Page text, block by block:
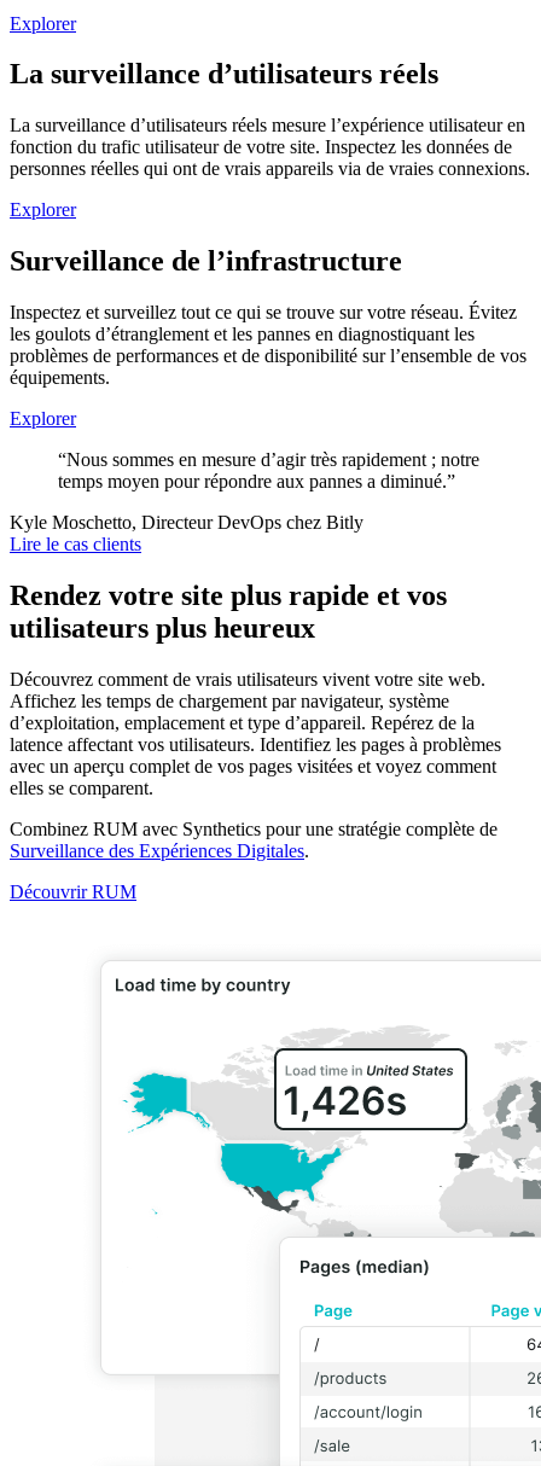
Explorer
La surveillance d’utilisateurs réels
La surveillance d’utilisateurs réels mesure l’expérience utilisateur en
fonction du trafic utilisateur de votre site. Inspectez les données de
personnes réelles qui ont de vrais appareils via de vraies connexions.
Explorer
Surveillance de l’infrastructure
Inspectez et surveillez tout ce qui se trouve sur votre réseau. Évitez
les goulots d’étranglement et les pannes en diagnostiquant les
problèmes de performances et de disponibilité sur l’ensemble de vos
équipements.
Explorer
“Nous sommes en mesure d’agir très rapidement ; notre
temps moyen pour répondre aux pannes a diminué.”
Kyle Moschetto, Directeur DevOps chez Bitly
Lire le cas clients
Rendez votre site plus rapide et vos
utilisateurs plus heureux
Découvrez comment de vrais utilisateurs vivent votre site web.
Affichez les temps de chargement par navigateur, système
d’exploitation, emplacement et type d’appareil. Repérez de la
latence affectant vos utilisateurs. Identifiez les pages à problèmes
avec un aperçu complet de vos pages visitées et voyez comment
elles se comparent.
Combinez RUM avec Synthetics pour une stratégie complète de
Surveillance des Expériences Digitales.
Découvrir RUM